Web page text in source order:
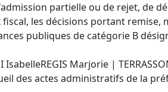
partielle ou de rejet, de
les décisions portant remise,
publiques de catégorie B
IsabelleREGIS Marjorie |
des actes administratifs de la